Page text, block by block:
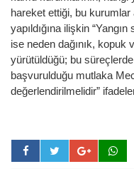
hareket ettiği, bu kurumlar
yapıldığına ilişkin
ise neden dağınık, kopuk
yürütüldüğü; bu
başvurulduğu mutlaka
değerlendirilmelidir”